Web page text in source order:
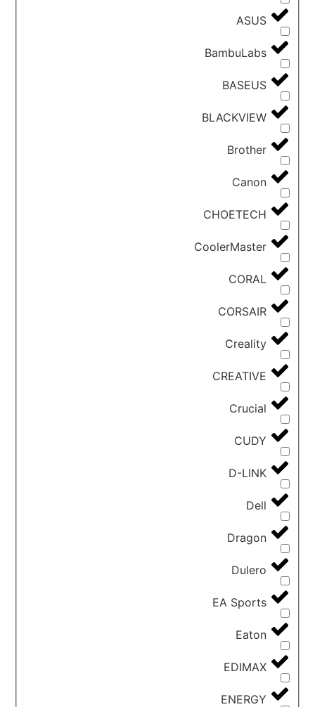
ASUS
BambuLabs
BASEUS
BLACKVIEW
Brother
Canon
CHOETECH
CoolerMaster
CORAL
CORSAIR
Creality
CREATIVE
Crucial
CUDY
D-LINK
Dell
Dragon
Dulero
EA Sports
Eaton
EDIMAX
ENERGY